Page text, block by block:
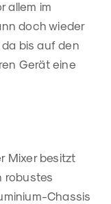
allem im
doch wieder
bis auf den
Gerät eine
Mixer besitzt
robustes
Chassis